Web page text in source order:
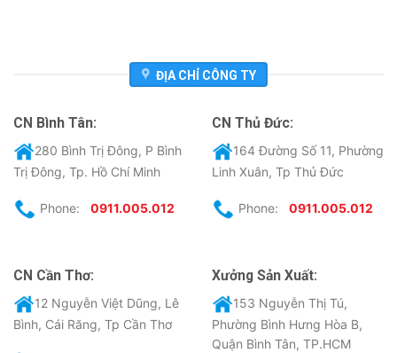
ĐỊA CHỈ CÔNG TY
CN Bình Tân:
280 Bình Trị Đông, P Bình
Trị Đông, Tp. Hồ Chí Minh
Phone: 0911.005.012
CN Thủ Đức:
164 Đường Số 11, Phường
Linh Xuân, Tp Thủ Đức
Phone: 0911.005.012
CN Cần Thơ:
12 Nguyễn Việt Dũng, Lê
Bình, Cái Răng, Tp Cần Thơ
Xưởng Sản Xuất:
153 Nguyễn Thị Tú,
Phường Bình Hưng Hòa B,
Quận Bình Tân, TP.HCM